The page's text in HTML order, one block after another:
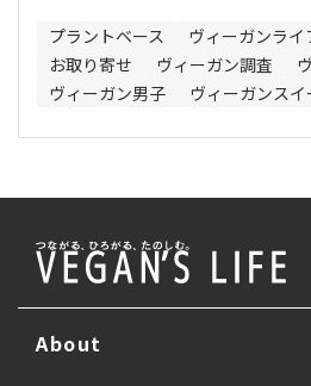
プラントベース ヴィーガンライ
お取り寄せ
ヴィーガン調査
ヴィーガン男子
ヴィーガンスイ
About